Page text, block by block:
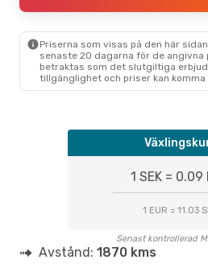
ALC- HAM
Lör 22 Aug.- Sön 23 Aug.
Brussels Airlines 1 Mellanlandning
HAM
- ALC
Priserna som visas på den här
senaste 20 dagarna för de angivna
betraktas som det slutgiltiga
tillgänglighet och priser kan
1 SEK = 0.09
1 EUR = 11.03
Senast kontrollerad
Avstånd: 1870 kms